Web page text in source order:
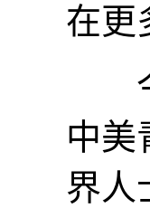
在更
今
中美
界人